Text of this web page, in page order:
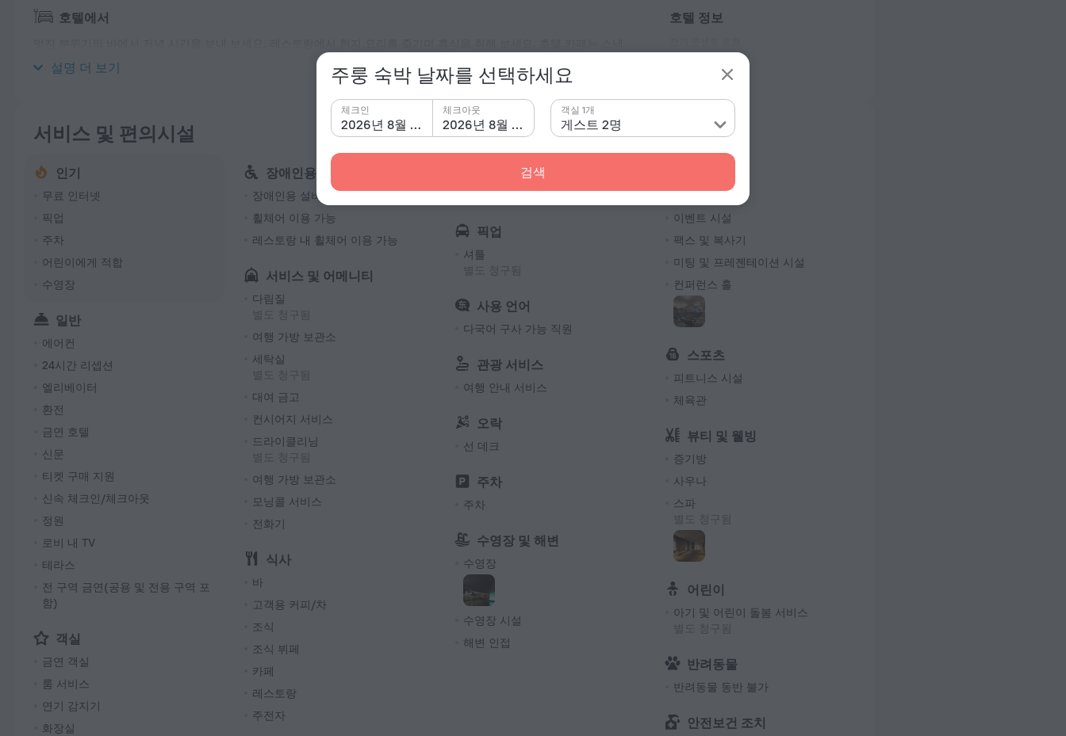
주룽 숙박 날짜를 선택하세요
2026년 8월 8일
체크인
2026년 8월 9일
체크아웃
게스트 2명
객실 1개
검색
호텔에서
을 즐기기에 좋은 장소죠. 항상 인터넷을 사용하고 싶으신가요? Wi-Fi가 이용 가능하답니다.
설명 더 보기
호텔 정보
220 V / 50 Hz
G타입
I타입
220 V / 50 Hz
객실 546개, 16층
서비스 및 편의시설
인기
무료 인터넷
픽업
주차
어린이에게 적합
수영장
일반
에어컨
24시간 리셉션
엘리베이터
환전
금연 호텔
신문
티켓 구매 지원
신속 체크인/체크아웃
정원
로비 내 TV
테라스
전 구역 금연(공용 및 전용 구역 포
함)
객실
금연 객실
룸 서비스
연기 감지기
화장실
장애인용
장애인용 설비
휠체어 이용 가능
레스토랑 내 휠체어 이용 가능
서비스 및 어메니티
다림질
별도 청구됨
여행 가방 보관소
세탁실
별도 청구됨
대여 금고
컨시어지 서비스
드라이클리닝
별도 청구됨
여행 가방 보관소
모닝콜 서비스
전화기
식사
바
고객용 커피/차
조식
조식 뷔페
카페
레스토랑
주전자
무료 Wi-Fi
픽업
셔틀
별도 청구됨
사용 언어
다국어 구사 가능 직원
관광 서비스
여행 안내 서비스
오락
선 데크
주차
주차
수영장 및 해변
수영장
수영장 시설
해변 인접
비즈니스 센터
이벤트 시설
팩스 및 복사기
미팅 및 프레젠테이션 시설
컨퍼런스 홀
스포츠
피트니스 시설
체육관
뷰티 및 웰빙
증기방
사우나
스파
별도 청구됨
어린이
아기 및 어린이 돌봄 서비스
별도 청구됨
반려동물
반려동물 동반 불가
안전보건 조치